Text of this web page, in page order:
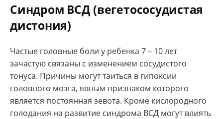
Синдром ВСД (вегетососудистая
дистония)
Частые головные боли у ребенка 7 – 10 лет
зачастую связаны с изменением сосудистого
тонуса. Причины могут таиться в гипоксии
головного мозга, явным признаком которого
является постоянная зевота. Кроме кислородного
голодания на развитие синдрома ВСД могут влиять